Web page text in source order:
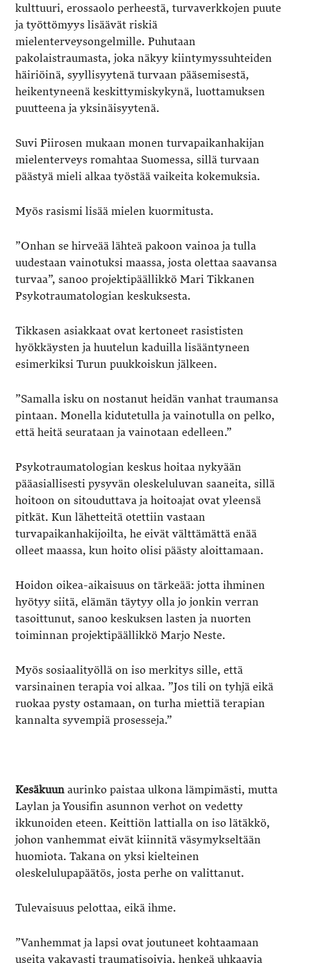
kulttuuri, erossaolo perheestä, turvaverkkojen puute
ja työttömyys lisäävät riskiä
mielenterveysongelmille. Puhutaan
pakolaistraumasta, joka näkyy kiintymyssuhteiden
häiriöinä, syyllisyytenä turvaan pääsemisestä,
heikentyneenä keskittymiskykynä, luottamuksen
puutteena ja yksinäisyytenä.
Suvi Piirosen mukaan monen turvapaikanhakijan
mielenterveys romahtaa Suomessa, sillä turvaan
päästyä mieli alkaa työstää vaikeita kokemuksia.
Myös rasismi lisää mielen kuormitusta.
”Onhan se hirveää lähteä pakoon vainoa ja tulla
uudestaan vainotuksi maassa, josta olettaa saavansa
turvaa”, sanoo projektipäällikkö Mari Tikkanen
Psykotraumatologian keskuksesta.
Tikkasen asiakkaat ovat kertoneet rasististen
hyökkäysten ja huutelun kaduilla lisääntyneen
esimerkiksi Turun puukkoiskun jälkeen.
”Samalla isku on nostanut heidän vanhat traumansa
pintaan. Monella kidutetulla ja vainotulla on pelko,
että heitä seurataan ja vainotaan edelleen.”
Psykotraumatologian keskus hoitaa nykyään
pääasiallisesti pysyvän oleskeluluvan saaneita, sillä
hoitoon on sitouduttava ja hoitoajat ovat yleensä
pitkät. Kun lähetteitä otettiin vastaan
turvapaikanhakijoilta, he eivät välttämättä enää
olleet maassa, kun hoito olisi päästy aloittamaan.
Hoidon oikea-aikaisuus on tärkeää: jotta ihminen
hyötyy siitä, elämän täytyy olla jo jonkin verran
tasoittunut, sanoo keskuksen lasten ja nuorten
toiminnan projektipäällikkö Marjo Neste.
Myös sosiaalityöllä on iso merkitys sille, että
varsinainen terapia voi alkaa. ”Jos tili on tyhjä eikä
ruokaa pysty ostamaan, on turha miettiä terapian
kannalta syvempiä prosesseja.”
Kesäkuun aurinko paistaa ulkona lämpimästi, mutta
Laylan ja Yousifin asunnon verhot on vedetty
ikkunoiden eteen. Keittiön lattialla on iso lätäkkö,
johon vanhemmat eivät kiinnitä väsymykseltään
huomiota. Takana on yksi kielteinen
oleskelulupapäätös, josta perhe on valittanut.
Tulevaisuus pelottaa, eikä ihme.
”Vanhemmat ja lapsi ovat joutuneet kohtaamaan
useita vakavasti traumatisoivia, henkeä uhkaavia